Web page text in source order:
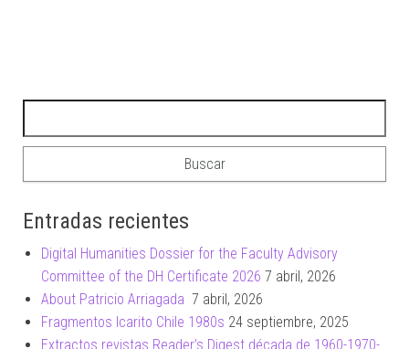
Entradas recientes
Digital Humanities Dossier for the Faculty Advisory
Committee of the DH Certificate 2026 7 abril, 2026
About Patricio Arriagada 7 abril, 2026
Fragmentos Icarito Chile 1980s 24 septiembre, 2025
Extractos revistas Reader’s Digest década de 1960-1970-